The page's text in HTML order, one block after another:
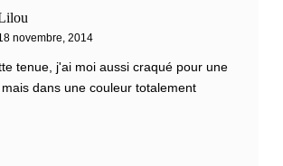
novembre, 2014
tenue, j'ai moi aussi craqué pour une
dans une couleur totalement